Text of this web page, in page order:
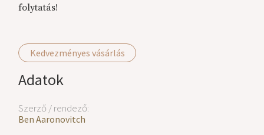
Kedvezményes vásárlás
Adatok
Szerző / rendező:
Ben Aaronovitch
folytatás!